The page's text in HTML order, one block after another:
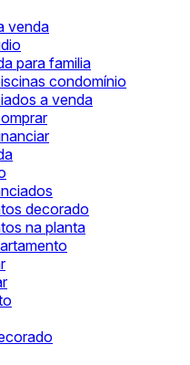
venda
para familia
condomínio
a venda
decorado
na planta